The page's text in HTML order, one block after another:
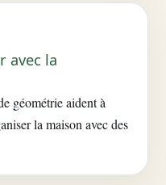
avec la
géométrie aident à
la maison avec des